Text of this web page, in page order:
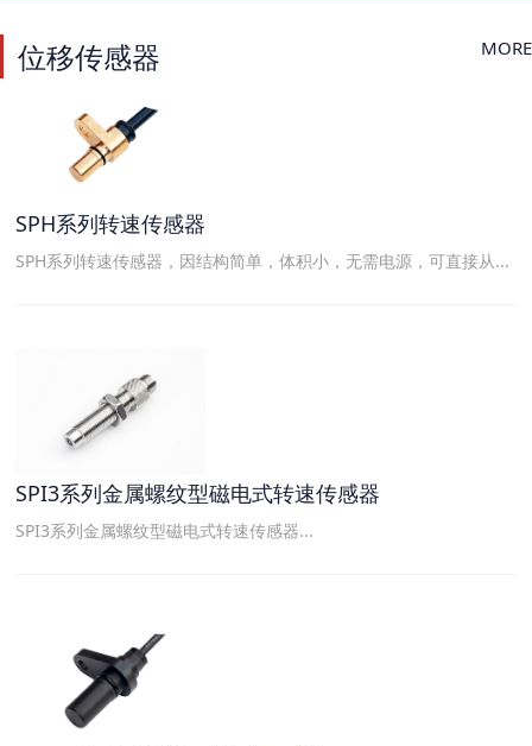
位移传感器 MORE
SPH系列转速传感器
SPH系列转速传感器，因结构简单，体积小，无需电源，可直接从...
SPI3系列金属螺纹型磁电式转速传感器
SPI3系列金属螺纹型磁电式转速传感器...